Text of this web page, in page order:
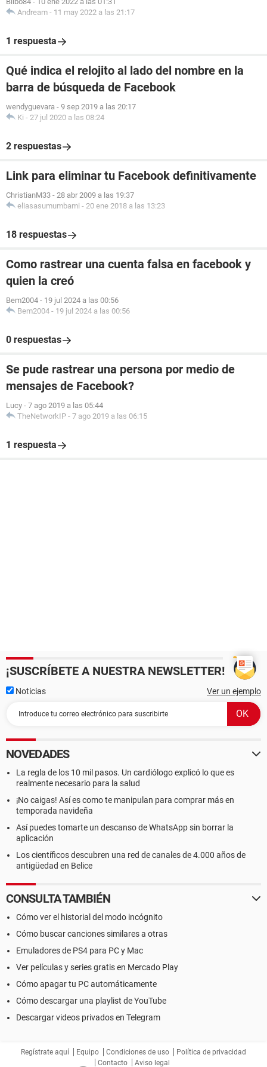
Andream - 11 may 2022 a las 21:17
1 respuesta
Qué indica el relojito al lado del nombre en la
barra de búsqueda de Facebook
wendyguevara - 9 sep 2019 a las 20:17
Ki - 27 jul 2020 a las 08:24
2 respuestas
Link para eliminar tu Facebook definitivamente
ChristianM33 - 28 abr 2009 a las 19:37
eliasasumumbami - 20 ene 2018 a las 13:23
18 respuestas
Como rastrear una cuenta falsa en facebook y
quien la creó
Bem2004 - 19 jul 2024 a las 00:56
Bem2004 - 19 jul 2024 a las 00:56
0 respuestas
Se pude rastrear una persona por medio de
mensajes de Facebook?
Lucy - 7 ago 2019 a las 05:44
TheNetworkIP - 7 ago 2019 a las 06:15
1 respuesta
¡SUSCRÍBETE A NUESTRA NEWSLETTER!
Noticias Ver un ejemplo
NOVEDADES
La regla de los 10 mil pasos. Un cardiólogo explicó lo que es
realmente necesario para la salud
¡No caigas! Así es como te manipulan para comprar más en
temporada navideña
Así puedes tomarte un descanso de WhatsApp sin borrar la
aplicación
Los científicos descubren una red de canales de 4.000 años de
antigüedad en Belice
CONSULTA TAMBIÉN
Cómo ver el historial del modo incógnito
Cómo buscar canciones similares a otras
Emuladores de PS4 para PC y Mac
Ver películas y series gratis en Mercado Play
Cómo apagar tu PC automáticamente
Cómo descargar una playlist de YouTube
Descargar videos privados en Telegram
Regístrate aquí Equipo Condiciones de uso
Política de privacidad
Contacto
Aviso legal